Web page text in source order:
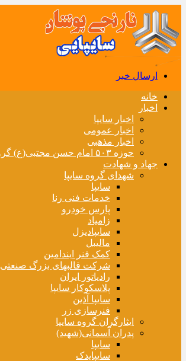
ارسال خبر
خانه
اخبار
اخبار سایپا
اخبار عمومی
اخبار مذهبی
حوزه ۵۰۳ امام حسن مجتبی(ع) گروه سایپا
جهاد و شهادت
شهدای گروه سایپا
سایپا
خدمات فنی رنا
پارس خودرو
زامیاد
سایپادیزل
مالیبل
کمک فنر ایندامین
شرکت قالبهای بزرگ صنعتی
رادیاتور ایران
پلاسکوکار سایپا
سایپا آذین
فنرسازی زر
ایثارگران گروه سایپا
پدران آسمانی(شهید)
سایپا
سایپایدک